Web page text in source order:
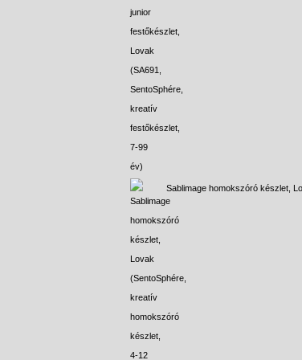
Sablimage homokszóró készlet,